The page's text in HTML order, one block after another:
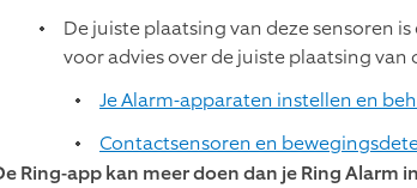
De juiste plaatsing van deze sensoren
voor advies over de juiste plaatsing
Je Alarm-apparaten instellen en
Contactsensoren en
Ring-app kan meer doen dan je Ring Alarm